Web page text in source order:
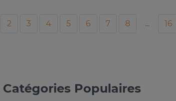
2 3 4 5 6 7 8 ... 16
Catégories Populaires